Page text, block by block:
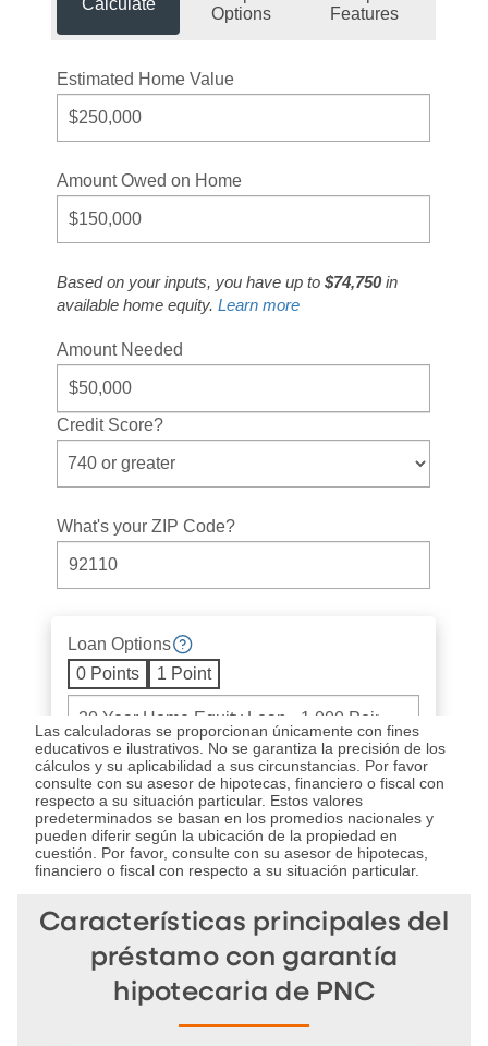
Las calculadoras se proporcionan únicamente con fines
educativos e ilustrativos. No se garantiza la precisión de los
cálculos y su aplicabilidad a sus circunstancias. Por favor
consulte con su asesor de hipotecas, financiero o fiscal con
respecto a su situación particular. Estos valores
predeterminados se basan en los promedios nacionales y
pueden diferir según la ubicación de la propiedad en
cuestión. Por favor, consulte con su asesor de hipotecas,
financiero o fiscal con respecto a su situación particular.
Características principales del
préstamo con garantía
hipotecaria de PNC